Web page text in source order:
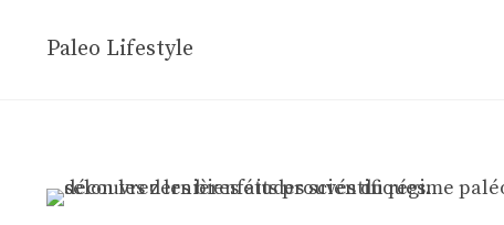
Paleo Lifestyle